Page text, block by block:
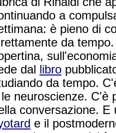
a
è pieno di
da
dal libro
da tempo.
neuroscienze. C'è
conversazione.
e il